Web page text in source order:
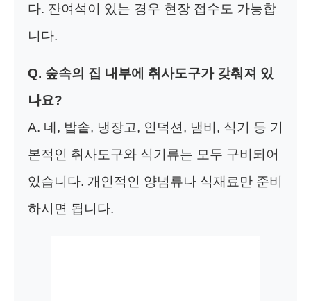
다. 잔여석이 있는 경우 현장 접수도 가능합
니다.
Q. 숲속의 집 내부에 취사도구가 갖춰져 있
나요?
A. 네, 밥솥, 냉장고, 인덕션, 냄비, 식기 등 기
본적인 취사도구와 식기류는 모두 구비되어
있습니다. 개인적인 양념류나 식재료만 준비
하시면 됩니다.